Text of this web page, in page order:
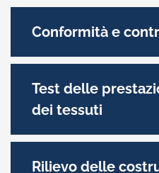
Conformità e
Test delle
dei tessuti
Rilievo delle